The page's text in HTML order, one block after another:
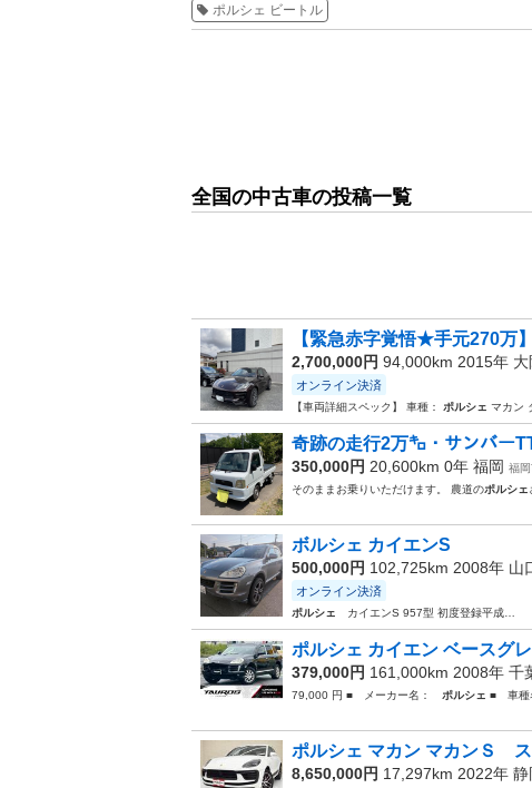
ポルシェ ビートル
全国の中古車の投稿一覧
【緊急赤字覚悟★手元270
2,700,000円 94,000km 2015年 大
オンライン決済
【車両詳細スペック】 車種： ポルシェ マカン
奇跡の走行2万㌔・サンバー
350,000円 20,600km 0年 福岡 福
そのままお乗りいただけます。 農道のポルシェ
ボルシェ カイエンS
500,000円 102,725km 2008年 山
オンライン決済
ポルシェ カイエンS 957型 初度登録平成…
ポルシェ カイエン ベースグ
379,000円 161,000km 2008年 千
79,000 円 ■ メーカー名： ポルシェ ■ 車種
ポルシェ マカン マカンＳ
8,650,000円 17,297km 2022年 静